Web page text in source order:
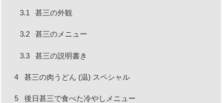
3.1 甚三の外観
3.2 甚三のメニュー
3.3 甚三の説明書き
4 甚三の肉うどん (温) スペシャル
5 後日甚三で食べた冷やしメニュー